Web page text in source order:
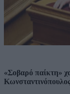
«Σοβαρό παίκτη»